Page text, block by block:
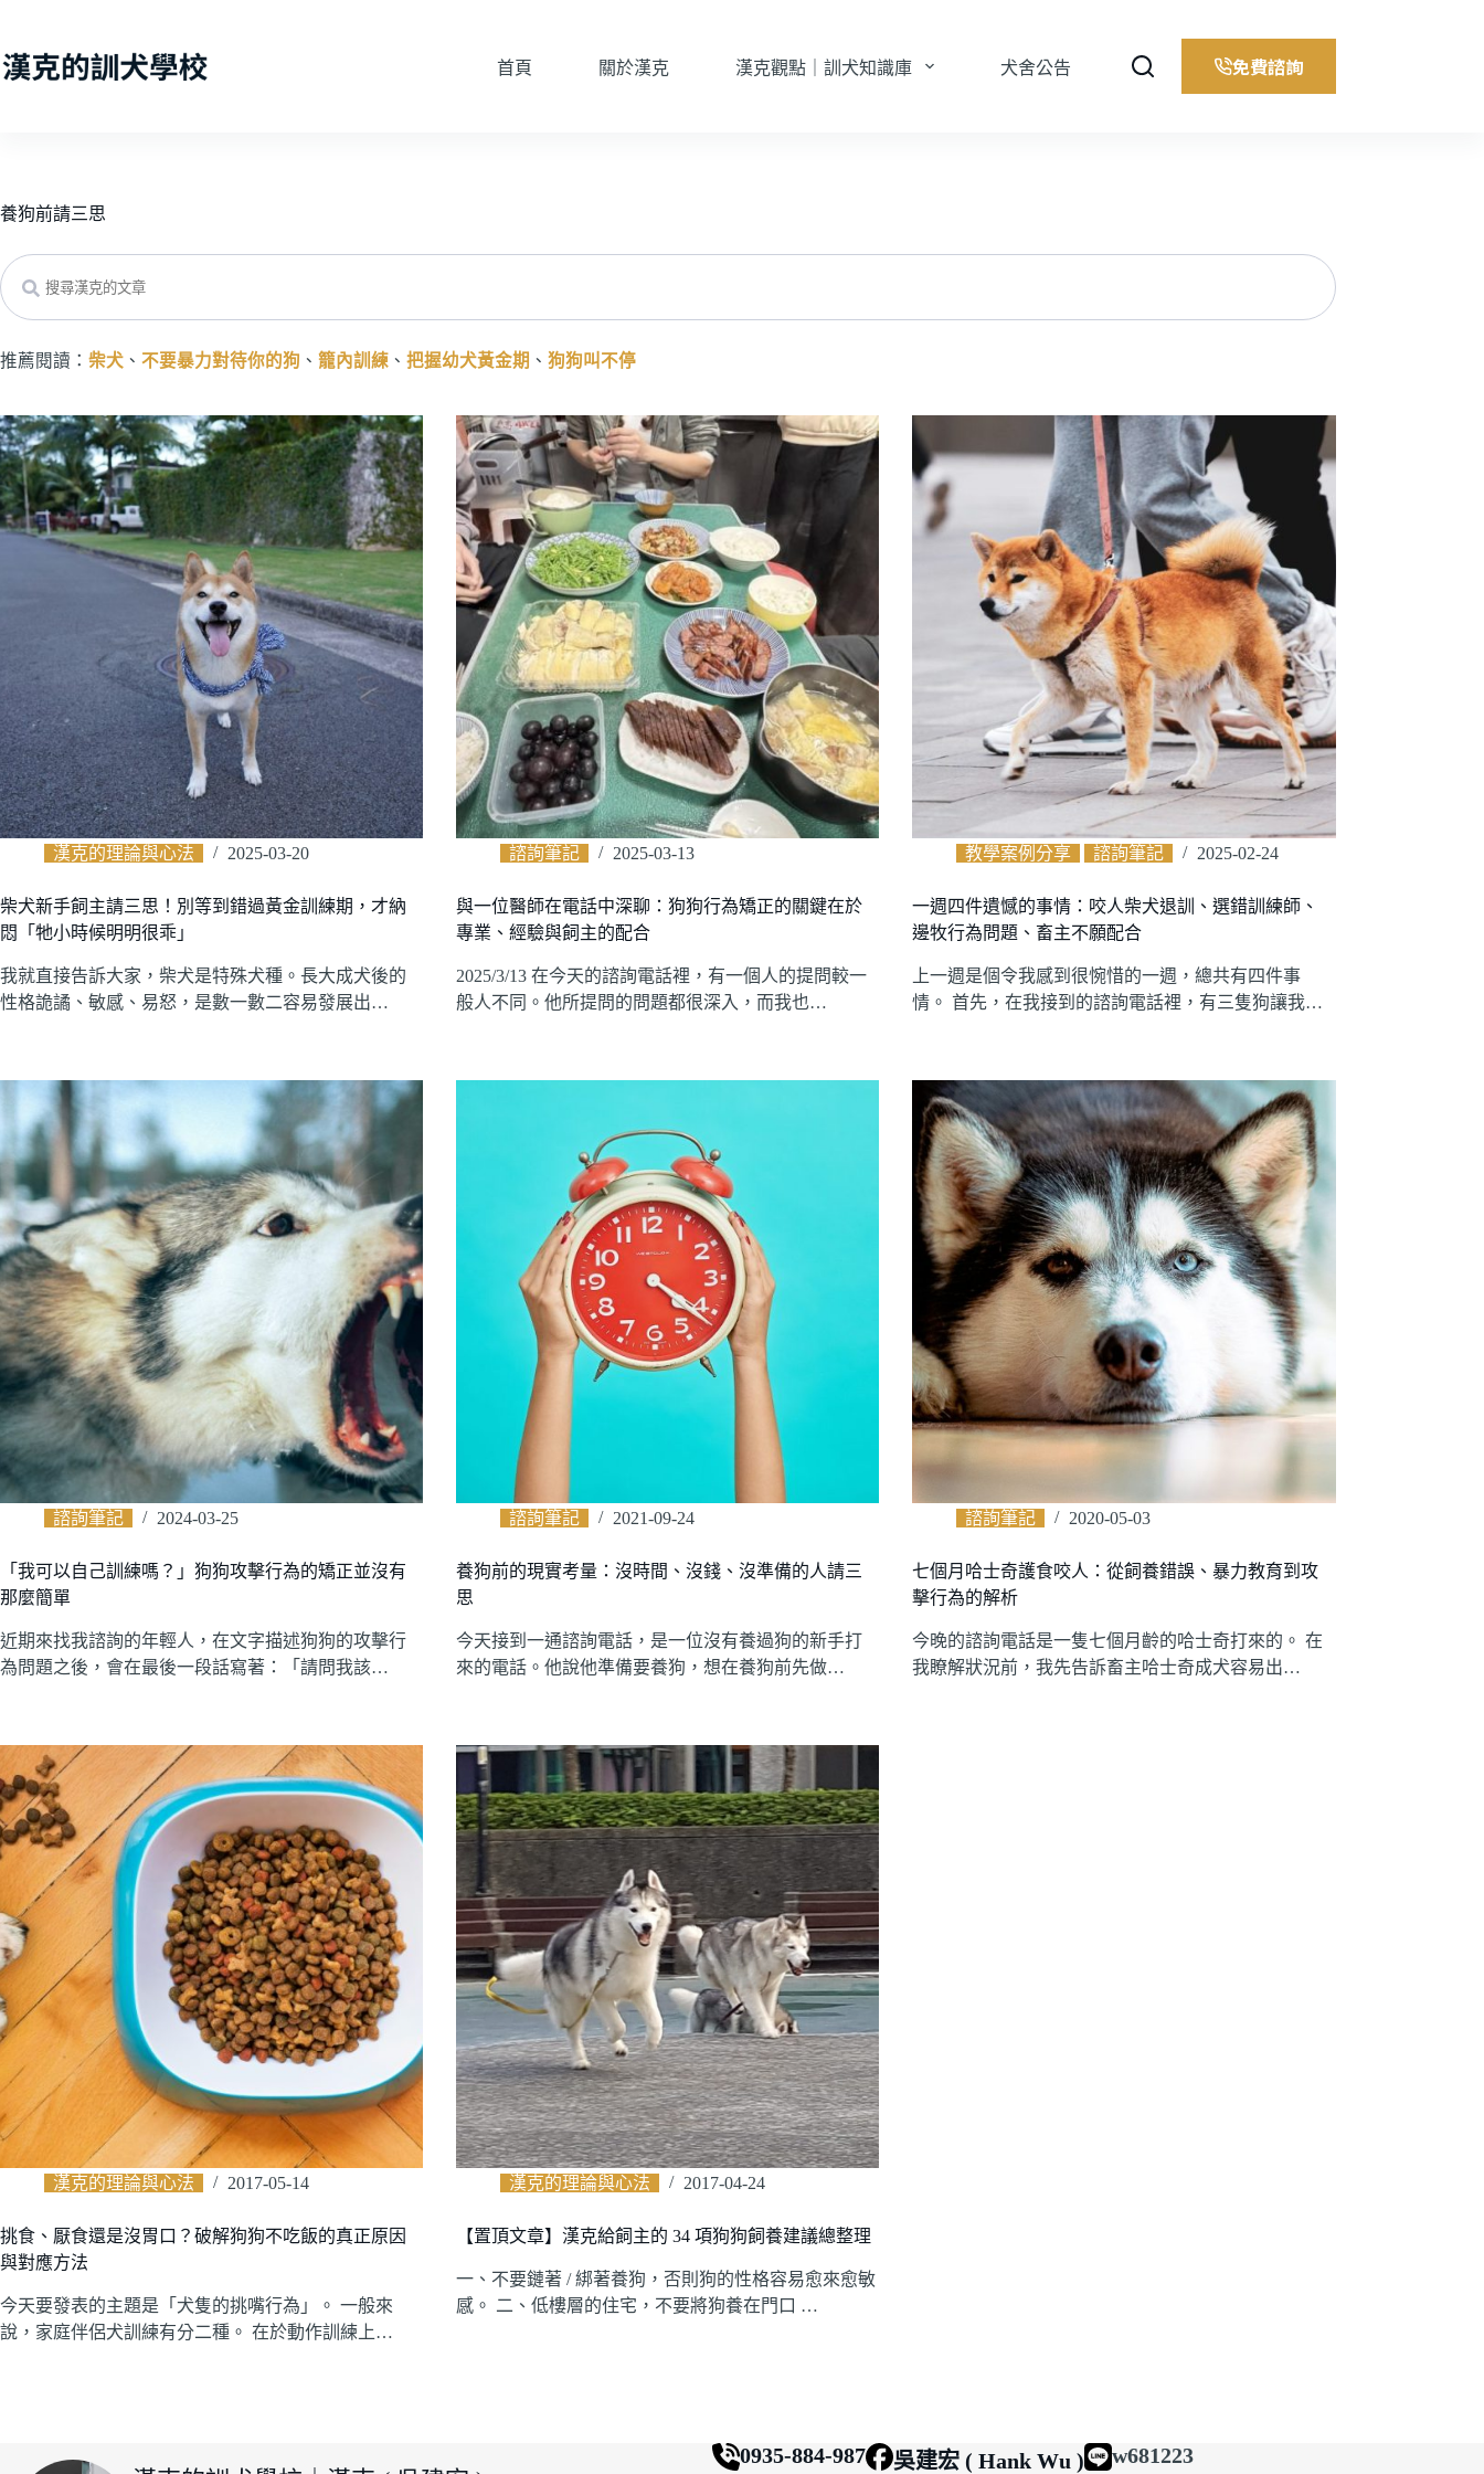
主
首頁 關於漢克 漢克觀點｜訓犬知識庫 犬舍公告 免費諮詢
養狗前請三思
Search
推薦閱讀： 柴犬 、 不要暴力對待你的狗 、 籠內訓練 、 把握幼犬黃金期 、 狗狗叫不停
漢克的理論與心法 2025-03-20
柴犬新手飼主請三思！別等到錯過黃金訓練期，才納
悶「牠小時候明明很乖」
我就直接告訴大家，柴犬是特殊犬種。長大成犬後的
性格詭譎、敏感、易怒，是數一數二容易發展出…
諮詢筆記 2025-03-13
與一位醫師在電話中深聊：狗狗行為矯正的關鍵在於
專業、經驗與飼主的配合
2025/3/13 在今天的諮詢電話裡，有一個人的提問較一
般人不同。他所提問的問題都很深入，而我也…
教學案例分享 諮詢筆記 2025-02-24
一週四件遺憾的事情：咬人柴犬退訓、選錯訓練師、
邊牧行為問題、畜主不願配合
上一週是個令我感到很惋惜的一週，總共有四件事
情。 首先，在我接到的諮詢電話裡，有三隻狗讓我…
諮詢筆記 2024-03-25
「我可以自己訓練嗎？」狗狗攻擊行為的矯正並沒有
那麼簡單
近期來找我諮詢的年輕人，在文字描述狗狗的攻擊行
為問題之後，會在最後一段話寫著：「請問我該…
諮詢筆記 2021-09-24
養狗前的現實考量：沒時間、沒錢、沒準備的人請三
思
今天接到一通諮詢電話，是一位沒有養過狗的新手打
來的電話。他說他準備要養狗，想在養狗前先做…
諮詢筆記 2020-05-03
七個月哈士奇護食咬人：從飼養錯誤、暴力教育到攻
擊行為的解析
今晚的諮詢電話是一隻七個月齡的哈士奇打來的。 在
我瞭解狀況前，我先告訴畜主哈士奇成犬容易出…
漢克的理論與心法 2017-05-14
挑食、厭食還是沒胃口？破解狗狗不吃飯的真正原因
與對應方法
今天要發表的主題是「犬隻的挑嘴行為」。 一般來
說，家庭伴侶犬訓練有分二種。 在於動作訓練上…
漢克的理論與心法 2017-04-24
【置頂文章】漢克給飼主的 34 項狗狗飼養建議總整理
一、不要鏈著 / 綁著養狗，否則狗的性格容易愈來愈敏
感。 二、低樓層的住宅，不要將狗養在門口 …
0935-884-987 吳建宏 ( Hank Wu ) w681223